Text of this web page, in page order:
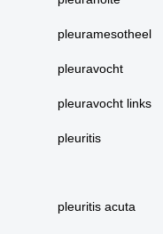
pleuramesotheel
pleuravocht
pleuravocht links
pleuritis
pleuritis acuta